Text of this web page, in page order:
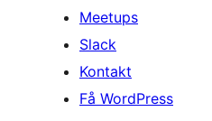
Meetups
Slack
Kontakt
Få WordPress